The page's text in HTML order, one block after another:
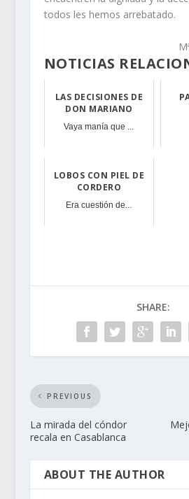
todos les hemos arrebatado.
NOTICIAS
LAS DECISIONES DE
DON MARIANO
Vaya manía que ...
LOBOS CON PIEL DE
CORDERO
Era cuestión de...
SHARE:
PREVIOUS
La mirada del cóndor
recala en Casablanca
ABOUT THE AUTHOR